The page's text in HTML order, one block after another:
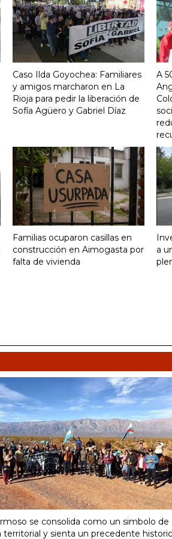
Caso Ilda Goyochea: Familiares
y amigos marcharon en La
Rioja para pedir la liberación de
Sofía Agüero y Gabriel Díaz
A
Familias ocuparon casillas en
construcción en Aimogasta por
falta de vivienda
a
se consolida como un simbolo de
territorial y sienta un precedente